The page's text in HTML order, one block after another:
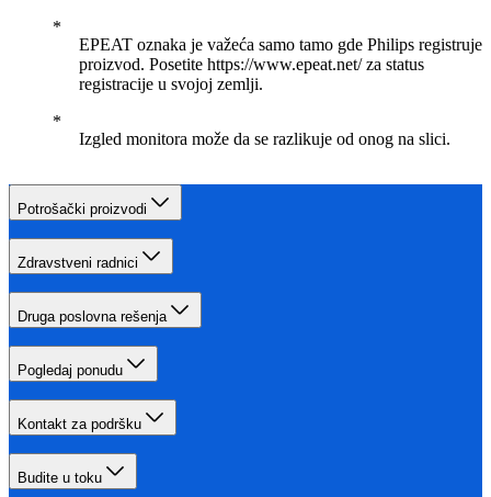
EPEAT oznaka je važeća samo tamo gde Philips registruje
proizvod. Posetite https://www.epeat.net/ za status
registracije u svojoj zemlji.
Izgled monitora može da se razlikuje od onog na slici.
Potrošački proizvodi
Zdravstveni radnici
Druga poslovna rešenja
Pogledaj ponudu
Kontakt za podršku
Budite u toku